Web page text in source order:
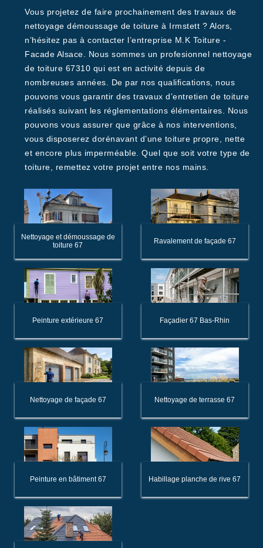
Vous projetez de faire prochainement des travaux de
nettoyage démoussage de toiture à Irmstett ? Alors,
n’hésitez pas à contacter l’entreprise M.K Toiture -
Facade Alsace. Nous sommes un profesionnel nettoyage
de toiture 67310 qui est en activité depuis de
nombreuses années. De par nos qualifications, nous
pouvons vous garantir des travaux d’entretien de toiture
réalisés suivant les réglementations élémentaires. Nous
pouvons vous assurer que grâce à nos interventions,
vous disposerez dorénavant d’une toiture propre, nette
et encore plus imperméable. Quel que soit votre type de
toiture, remettez votre projet entre nos mains.
Nettoyage et démoussage de
toiture 67
Ravalement de façade 67
Peinture extérieure 67 Façadier 67 Bas-Rhin
Nettoyage de façade 67 Nettoyage de terrasse 67
Peinture en bâtiment 67 Habillage planche de rive 67